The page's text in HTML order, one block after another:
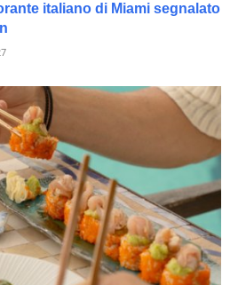
italiano di Miami segnalato